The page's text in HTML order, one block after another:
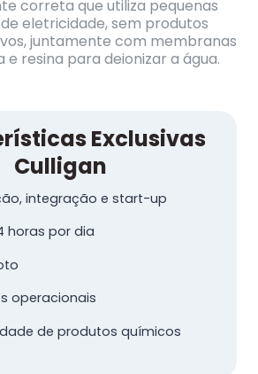
correta que utiliza pequenas
eletricidade, sem produtos
juntamente com membranas
e resina para deionizar a água.
Exclusivas
Culligan
integração e start-up
horas por dia
operacionais
de produtos químicos